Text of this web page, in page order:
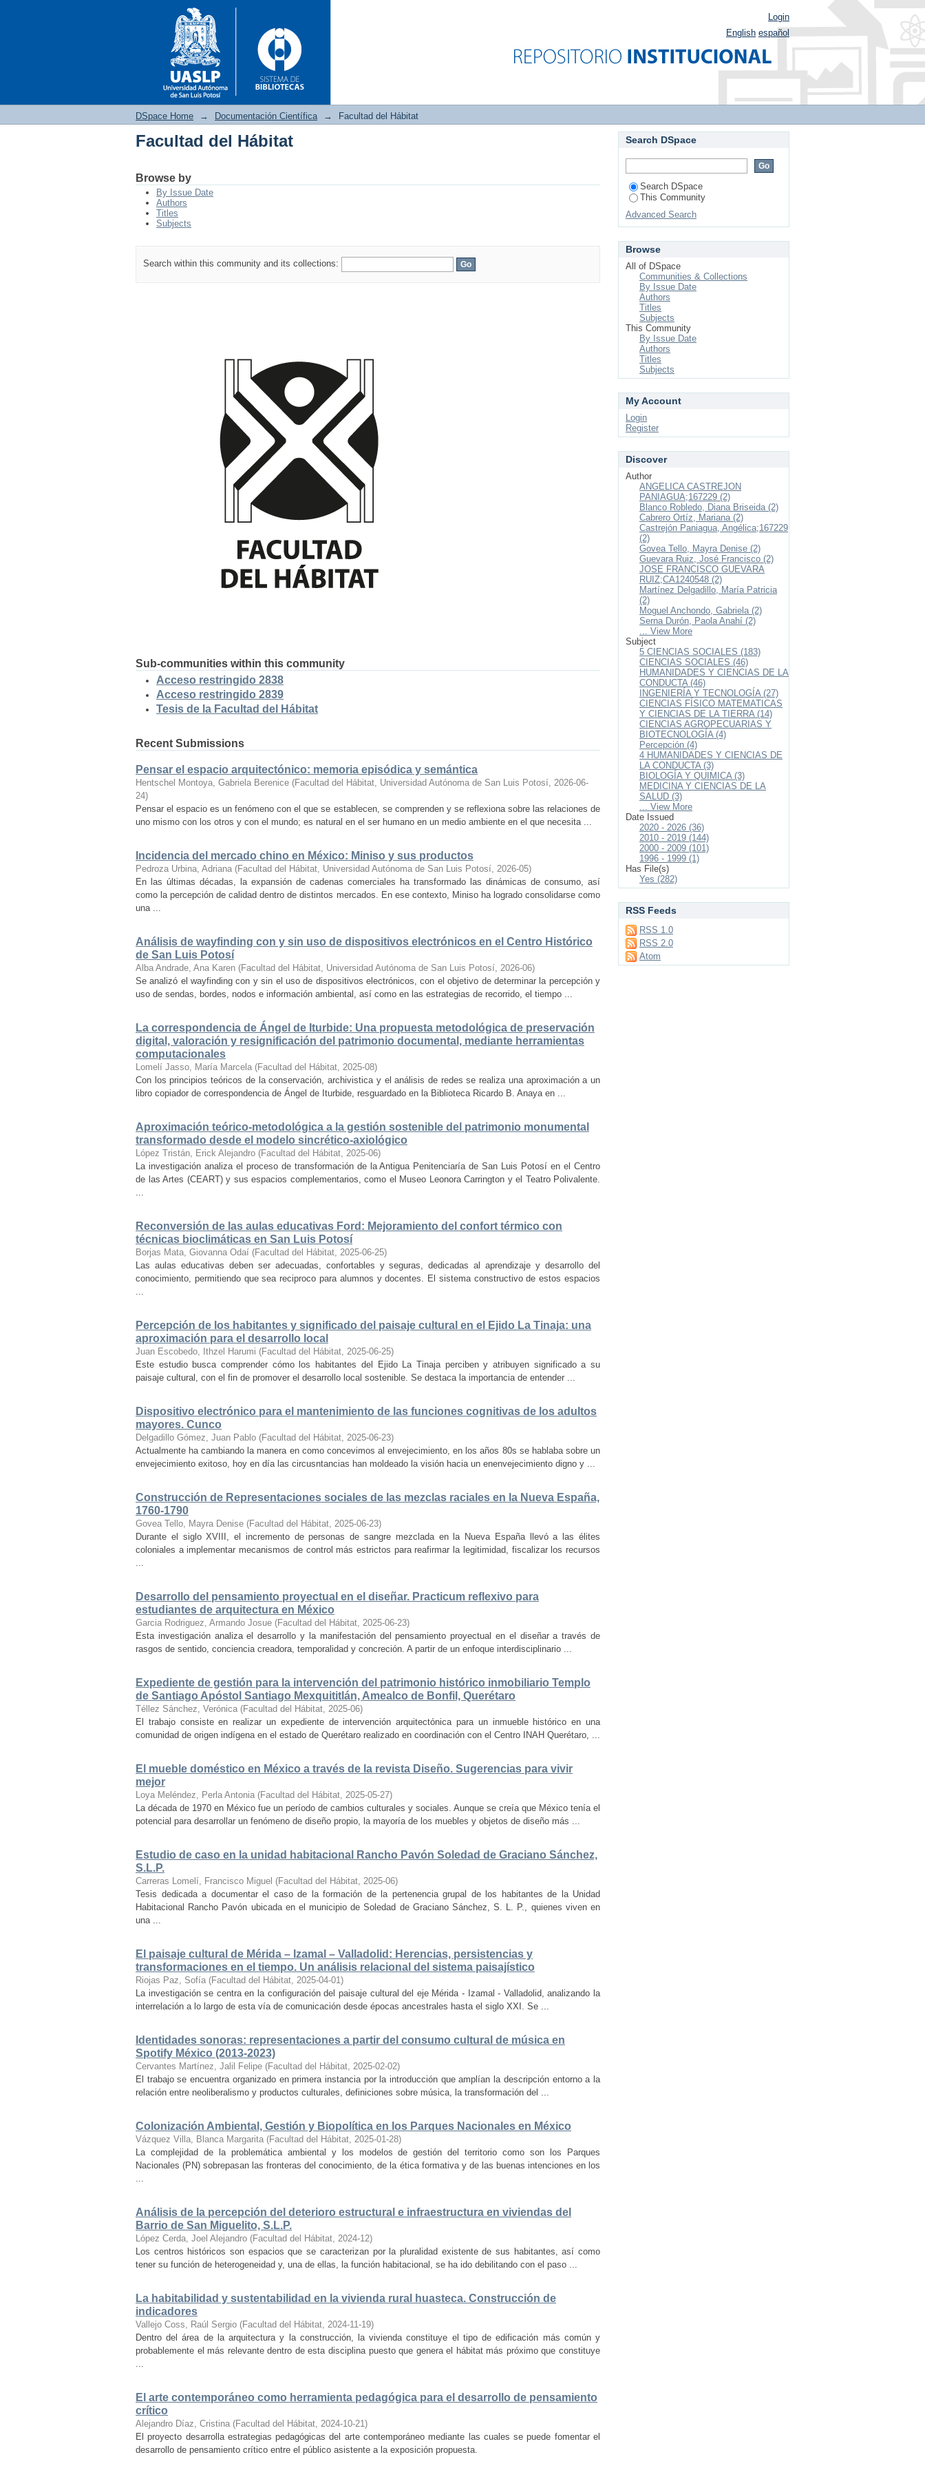
Login
English español
DSpace Home → Documentación Científica → Facultad del Hábitat
Facultad del Hábitat
Browse by
By Issue Date
Authors
Titles
Subjects
Search within this community and its collections:
Sub-communities within this community
Acceso restringido 2838
Acceso restringido 2839
Tesis de la Facultad del Hábitat
Recent Submissions
Pensar el espacio arquitectónico: memoria episódica y semántica
Hentschel Montoya, Gabriela Berenice (Facultad del Hábitat, Universidad Autónoma de San Luis Potosí, 2026-06-
24)
Pensar el espacio es un fenómeno con el que se establecen, se comprenden y se reflexiona sobre las relaciones de
uno mismo con los otros y con el mundo; es natural en el ser humano en un medio ambiente en el que necesita ...
Incidencia del mercado chino en México: Miniso y sus productos
Pedroza Urbina, Adriana (Facultad del Hábitat, Universidad Autónoma de San Luis Potosí, 2026-05)
En las últimas décadas, la expansión de cadenas comerciales ha transformado las dinámicas de consumo, así
como la percepción de calidad dentro de distintos mercados. En ese contexto, Miniso ha logrado consolidarse como
una ...
Análisis de wayfinding con y sin uso de dispositivos electrónicos en el Centro Histórico
de San Luis Potosí
Alba Andrade, Ana Karen (Facultad del Hábitat, Universidad Autónoma de San Luis Potosí, 2026-06)
Se analizó el wayfinding con y sin el uso de dispositivos electrónicos, con el objetivo de determinar la percepción y
uso de sendas, bordes, nodos e información ambiental, así como en las estrategias de recorrido, el tiempo ...
La correspondencia de Ángel de Iturbide: Una propuesta metodológica de preservación
digital, valoración y resignificación del patrimonio documental, mediante herramientas
computacionales
Lomelí Jasso, María Marcela (Facultad del Hábitat, 2025-08)
Con los principios teóricos de la conservación, archivistica y el análisis de redes se realiza una aproximación a un
libro copiador de correspondencia de Ángel de Iturbide, resguardado en la Biblioteca Ricardo B. Anaya en ...
Aproximación teórico-metodológica a la gestión sostenible del patrimonio monumental
transformado desde el modelo sincrético-axiológico
López Tristán, Erick Alejandro (Facultad del Hábitat, 2025-06)
La investigación analiza el proceso de transformación de la Antigua Penitenciaría de San Luis Potosí en el Centro
de las Artes (CEART) y sus espacios complementarios, como el Museo Leonora Carrington y el Teatro Polivalente.
...
Reconversión de las aulas educativas Ford: Mejoramiento del confort térmico con
técnicas bioclimáticas en San Luis Potosí
Borjas Mata, Giovanna Odaí (Facultad del Hábitat, 2025-06-25)
Las aulas educativas deben ser adecuadas, confortables y seguras, dedicadas al aprendizaje y desarrollo del
conocimiento, permitiendo que sea reciproco para alumnos y docentes. El sistema constructivo de estos espacios
...
Percepción de los habitantes y significado del paisaje cultural en el Ejido La Tinaja: una
aproximación para el desarrollo local
Juan Escobedo, Ithzel Harumi (Facultad del Hábitat, 2025-06-25)
Este estudio busca comprender cómo los habitantes del Ejido La Tinaja perciben y atribuyen significado a su
paisaje cultural, con el fin de promover el desarrollo local sostenible. Se destaca la importancia de entender ...
Dispositivo electrónico para el mantenimiento de las funciones cognitivas de los adultos
mayores. Cunco
Delgadillo Gómez, Juan Pablo (Facultad del Hábitat, 2025-06-23)
Actualmente ha cambiando la manera en como concevimos al envejecimiento, en los años 80s se hablaba sobre un
envejecimiento exitoso, hoy en día las circusntancias han moldeado la visión hacia un enenvejecimiento digno y ...
Construcción de Representaciones sociales de las mezclas raciales en la Nueva España,
1760-1790
Govea Tello, Mayra Denise (Facultad del Hábitat, 2025-06-23)
Durante el siglo XVIII, el incremento de personas de sangre mezclada en la Nueva España llevó a las élites
coloniales a implementar mecanismos de control más estrictos para reafirmar la legitimidad, fiscalizar los recursos
...
Desarrollo del pensamiento proyectual en el diseñar. Practicum reflexivo para
estudiantes de arquitectura en México
Garcia Rodriguez, Armando Josue (Facultad del Hábitat, 2025-06-23)
Esta investigación analiza el desarrollo y la manifestación del pensamiento proyectual en el diseñar a través de
rasgos de sentido, conciencia creadora, temporalidad y concreción. A partir de un enfoque interdisciplinario ...
Expediente de gestión para la intervención del patrimonio histórico inmobiliario Templo
de Santiago Apóstol Santiago Mexquititlán, Amealco de Bonfil, Querétaro
Téllez Sánchez, Verónica (Facultad del Hábitat, 2025-06)
El trabajo consiste en realizar un expediente de intervención arquitectónica para un inmueble histórico en una
comunidad de origen indígena en el estado de Querétaro realizado en coordinación con el Centro INAH Querétaro, ...
El mueble doméstico en México a través de la revista Diseño. Sugerencias para vivir
mejor
Loya Meléndez, Perla Antonia (Facultad del Hábitat, 2025-05-27)
La década de 1970 en México fue un período de cambios culturales y sociales. Aunque se creía que México tenía el
potencial para desarrollar un fenómeno de diseño propio, la mayoría de los muebles y objetos de diseño más ...
Estudio de caso en la unidad habitacional Rancho Pavón Soledad de Graciano Sánchez,
S.L.P.
Carreras Lomelí, Francisco Miguel (Facultad del Hábitat, 2025-06)
Tesis dedicada a documentar el caso de la formación de la pertenencia grupal de los habitantes de la Unidad
Habitacional Rancho Pavón ubicada en el municipio de Soledad de Graciano Sánchez, S. L. P., quienes viven en
una ...
El paisaje cultural de Mérida – Izamal – Valladolid: Herencias, persistencias y
transformaciones en el tiempo. Un análisis relacional del sistema paisajístico
Riojas Paz, Sofía (Facultad del Hábitat, 2025-04-01)
La investigación se centra en la configuración del paisaje cultural del eje Mérida - Izamal - Valladolid, analizando la
interrelación a lo largo de esta vía de comunicación desde épocas ancestrales hasta el siglo XXI. Se ...
Identidades sonoras: representaciones a partir del consumo cultural de música en
Spotify México (2013-2023)
Cervantes Martínez, Jalil Felipe (Facultad del Hábitat, 2025-02-02)
El trabajo se encuentra organizado en primera instancia por la introducción que amplían la descripción entorno a la
relación entre neoliberalismo y productos culturales, definiciones sobre música, la transformación del ...
Colonización Ambiental, Gestión y Biopolítica en los Parques Nacionales en México
Vázquez Villa, Blanca Margarita (Facultad del Hábitat, 2025-01-28)
La complejidad de la problemática ambiental y los modelos de gestión del territorio como son los Parques
Nacionales (PN) sobrepasan las fronteras del conocimiento, de la ética formativa y de las buenas intenciones en los
...
Análisis de la percepción del deterioro estructural e infraestructura en viviendas del
Barrio de San Miguelito, S.L.P.
López Cerda, Joel Alejandro (Facultad del Hábitat, 2024-12)
Los centros históricos son espacios que se caracterizan por la pluralidad existente de sus habitantes, así como
tener su función de heterogeneidad y, una de ellas, la función habitacional, se ha ido debilitando con el paso ...
La habitabilidad y sustentabilidad en la vivienda rural huasteca. Construcción de
indicadores
Vallejo Coss, Raúl Sergio (Facultad del Hábitat, 2024-11-19)
Dentro del área de la arquitectura y la construcción, la vivienda constituye el tipo de edificación más común y
probablemente el más relevante dentro de esta disciplina puesto que genera el hábitat más próximo que constituye
...
El arte contemporáneo como herramienta pedagógica para el desarrollo de pensamiento
crítico
Alejandro Díaz, Cristina (Facultad del Hábitat, 2024-10-21)
El proyecto desarrolla estrategias pedagógicas del arte contemporáneo mediante las cuales se puede fomentar el
desarrollo de pensamiento crítico entre el público asistente a la exposición propuesta.
Search DSpace
Search DSpace
This Community
Advanced Search
Browse
All of DSpace
Communities & Collections
By Issue Date
Authors
Titles
Subjects
This Community
By Issue Date
Authors
Titles
Subjects
My Account
Login
Register
Discover
Author
ANGELICA CASTREJON
PANIAGUA;167229 (2)
Blanco Robledo, Diana Briseida (2)
Cabrero Ortíz, Mariana (2)
Castrejón Paniagua, Angélica;167229
(2)
Govea Tello, Mayra Denise (2)
Guevara Ruiz, José Francisco (2)
JOSE FRANCISCO GUEVARA
RUIZ;CA1240548 (2)
Martínez Delgadillo, María Patricia
(2)
Moguel Anchondo, Gabriela (2)
Serna Durón, Paola Anahí (2)
... View More
Subject
5 CIENCIAS SOCIALES (183)
CIENCIAS SOCIALES (46)
HUMANIDADES Y CIENCIAS DE LA
CONDUCTA (46)
INGENIERÍA Y TECNOLOGÍA (27)
CIENCIAS FÍSICO MATEMATICAS
Y CIENCIAS DE LA TIERRA (14)
CIENCIAS AGROPECUARIAS Y
BIOTECNOLOGÍA (4)
Percepción (4)
4 HUMANIDADES Y CIENCIAS DE
LA CONDUCTA (3)
BIOLOGÍA Y QUIMICA (3)
MEDICINA Y CIENCIAS DE LA
SALUD (3)
... View More
Date Issued
2020 - 2026 (36)
2010 - 2019 (144)
2000 - 2009 (101)
1996 - 1999 (1)
Has File(s)
Yes (282)
RSS Feeds
RSS 1.0
RSS 2.0
Atom